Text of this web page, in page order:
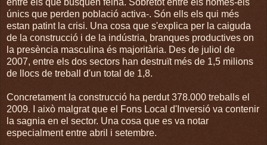
únics que perden població activa-. Són ells els qui més
estan patint la crisi. Una cosa que s'explica per la caiguda
de la construcció i de la indústria, branques productives on
la presència masculina és majoritària. Des de juliol de
2007, entre els dos sectors han destruït més de 1,5 milions
de llocs de treball d'un total de 1,8.
Concretament la construcció ha perdut 378.000 treballs el
2009. I això malgrat que el Fons Local d'Inversió va contenir
la sagnia en el sector. Una cosa que es va notar
especialment entre abril i setembre.